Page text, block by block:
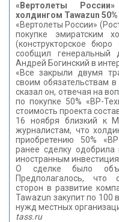
«Вертолеты
холдингом Tawazun
«Вертолеты России»
покупке эмиратским
(конструкторское
сообщил генеральный
Андрей Богинский в
«Все закрыли двумя
своим обязательствам
сказал он, отвечая на
по покупке 50% «ВР-
стоимость проекта
16 ноября близкий к
журналистам, что
приобретению 50%
ранее сделку одобрила
иностранным
О сделке было
Предполагалось, что
сторон в развитие
Tawazun закупит по 100
нужд местных
tass.ru